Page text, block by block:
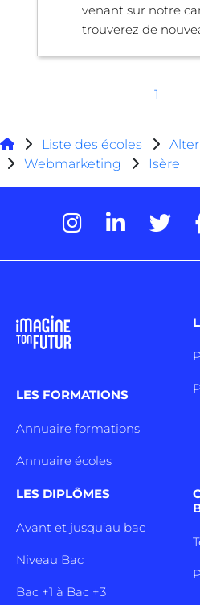
venant sur notre
trouverez de
1
Liste des écoles
Webmarketing
Isère
LES FORMATIONS
Annuaire formations
Annuaire écoles
LES DIPLÔMES
Avant et jusqu’au bac
Niveau Bac
Bac +1 à Bac +3